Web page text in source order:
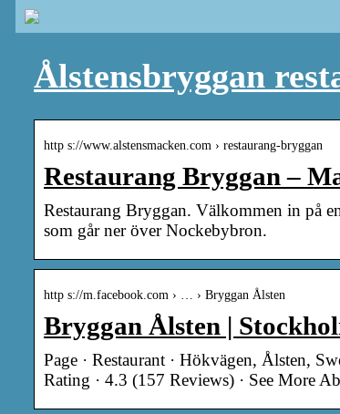
Ålstensbryggan
http s://www.alstensmacken.com › restaurang-bryggan
Restaurang Bryggan –
Restaurang Bryggan. Välkommen in på
som går ner över Nockebybron.
http s://m.facebook.com › … › Bryggan Ålsten
Bryggan Ålsten |
Page · Restaurant · Hökvägen, Ålsten,
Rating · 4.3 (157 Reviews) · See More